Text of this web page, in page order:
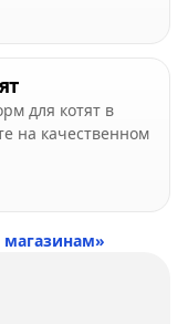
для котят в
на качественном
магазинам»